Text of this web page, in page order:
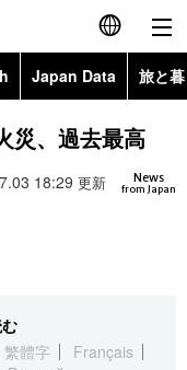
English
简体字
繁體字
العربية
Japan Data 旅と
Topics
Images
お知らせ
災、過去最高
News
from Japan
18:29 更新
繁體字
Français